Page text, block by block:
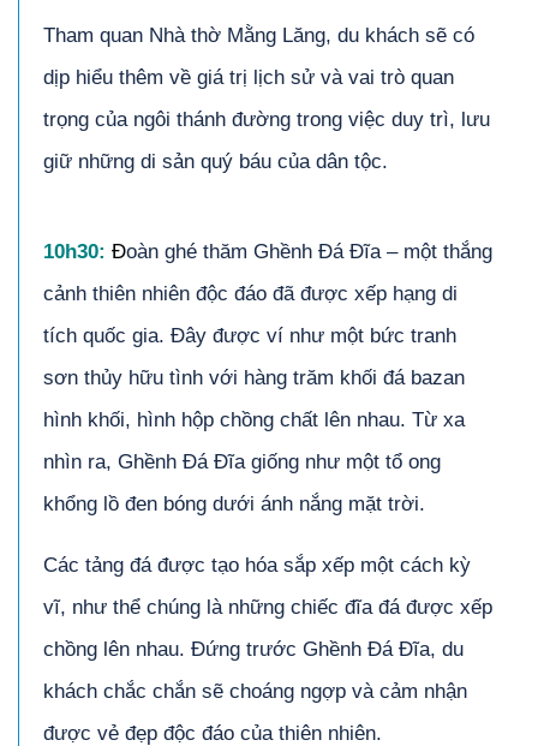
Tham quan Nhà thờ Mằng Lăng, du khách sẽ có
dịp hiểu thêm về giá trị lịch sử và vai trò quan
trọng của ngôi thánh đường trong việc duy trì, lưu
giữ những di sản quý báu của dân tộc.
10h30: Đoàn ghé thăm Ghềnh Đá Đĩa – một thắng
cảnh thiên nhiên độc đáo đã được xếp hạng di
tích quốc gia. Đây được ví như một bức tranh
sơn thủy hữu tình với hàng trăm khối đá bazan
hình khối, hình hộp chồng chất lên nhau. Từ xa
nhìn ra, Ghềnh Đá Đĩa giống như một tổ ong
khổng lồ đen bóng dưới ánh nắng mặt trời.
Các tảng đá được tạo hóa sắp xếp một cách kỳ
vĩ, như thể chúng là những chiếc đĩa đá được xếp
chồng lên nhau. Đứng trước Ghềnh Đá Đĩa, du
khách chắc chắn sẽ choáng ngợp và cảm nhận
được vẻ đẹp độc đáo của thiên nhiên.